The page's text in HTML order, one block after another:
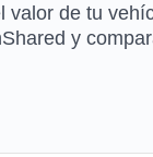
de tu
y